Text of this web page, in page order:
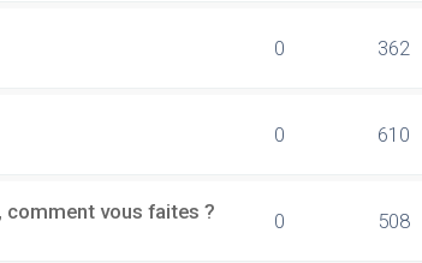
0 362
0 610
comment vous faites ? 0 508